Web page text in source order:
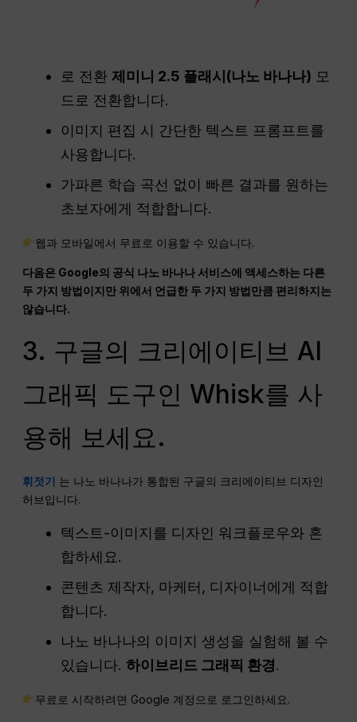
로 전환제미니 2.5 플래시(나노 바나나) 모
드로 전환합니다.
이미지 편집 시 간단한 텍스트 프롬프트를
사용합니다.
가파른 학습 곡선 없이 빠른 결과를 원하는
초보자에게 적합합니다.
웹과 모바일에서 무료로 이용할 수 있습니다.
다음은 Google의 공식 나노 바나나 서비스에 액세스하는 다른
두 가지 방법이지만 위에서 언급한 두 가지 방법만큼 편리하지는
않습니다.
3. 구글의 크리에이티브 AI
그래픽 도구인 Whisk를 사
용해 보세요.
휘젓기 는 나노 바나나가 통합된 구글의 크리에이티브 디자인
허브입니다.
텍스트-이미지를 디자인 워크플로우와 혼
합하세요.
콘텐츠 제작자, 마케터, 디자이너에게 적합
합니다.
나노 바나나의 이미지 생성을 실험해 볼 수
있습니다.하이브리드 그래픽 환경.
무료로 시작하려면 Google 계정으로 로그인하세요.